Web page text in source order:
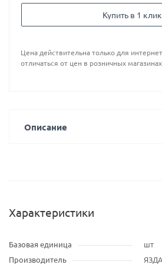
Купить в 1 клик
Цена действительна только для
отличаться от цен в розничных магазинах
Описание
Характеристики
Базовая единица
шт
Производитель
ЯЗДА